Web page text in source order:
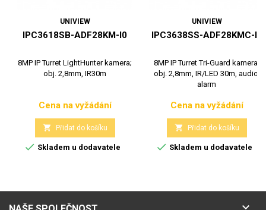
UNIVIEW
IPC3618SB-ADF28KM-I0
8MP IP Turret LightHunter kamera;
obj. 2,8mm, IR30m
Cena
Cena na vyžádání
 Přidat do košíku
 Skladem u dodavatele
UNIVIEW
IPC3638SS-ADF28KMC-I1
8MP IP Turret Tri-Guard kamera;
obj. 2,8mm, IR/LED 30m, audio,
alarm
Cena
Cena na vyžádání
 Přidat do košíku
 Skladem u dodavatele